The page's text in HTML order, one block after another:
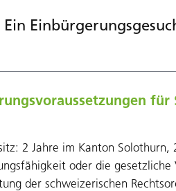
Ein
2 Jahre im Kanton Solothurn,
oder die
der schweizerischen